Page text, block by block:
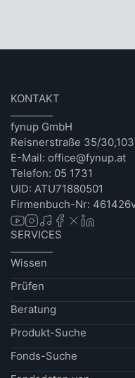
KONTAKT
fynup GmbH
Reisnerstraße 35/
E-Mail: office@fynup.at
Telefon: 05 1731
UID: ATU71880501
Firmenbuch-Nr:
SERVICES
Wissen
Prüfen
Beratung
Produkt-Suche
Fonds-Suche